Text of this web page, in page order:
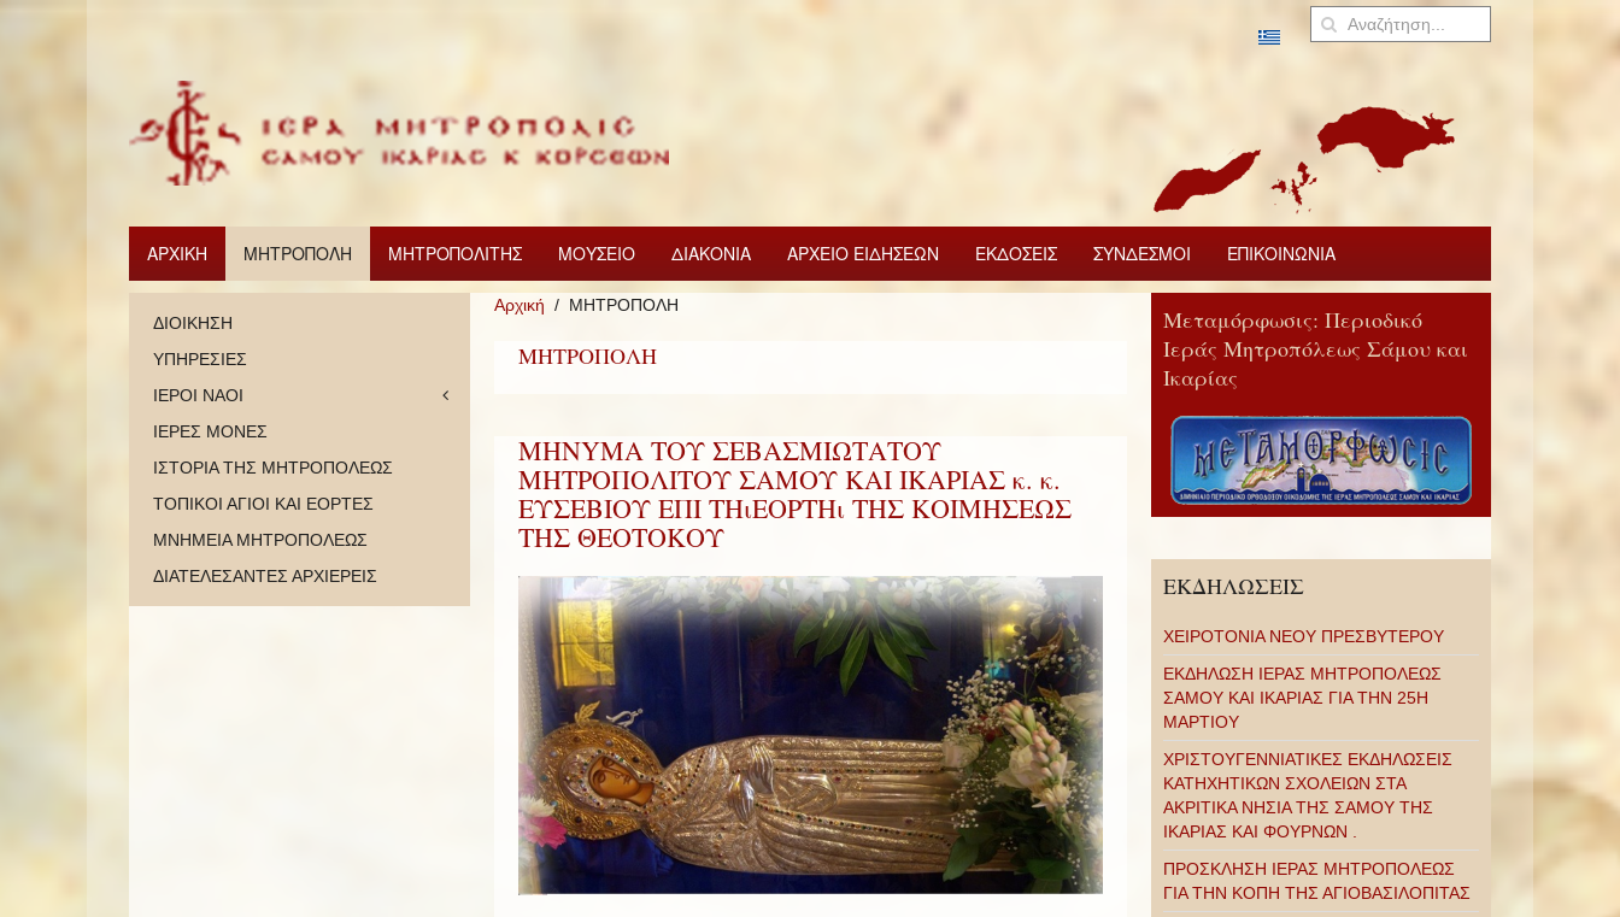
ΑΡΧΙΚΗ ΜΗΤΡΟΠΟΛΗ ΜΗΤΡΟΠΟΛΙΤΗΣ ΜΟΥΣΕΙΟ ΔΙΑΚΟΝΙΑ ΑΡΧΕΙΟ ΕΙΔΗΣΕΩΝ ΕΚΔΟΣΕΙΣ ΣΥΝΔΕΣΜΟΙ ΕΠΙΚΟΙΝΩΝΙΑ
Αρχική ΜΗΤΡΟΠΟΛΗ
ΜΗΤΡΟΠΟΛΗ
MHNYMA ΤΟΥ ΣΕΒΑΣΜΙΩΤΑΤΟΥ
ΜΗΤΡΟΠΟΛΙΤΟΥ ΣΑΜΟΥ ΚΑΙ ΙΚΑΡΙΑΣ κ. κ.
ΕΥΣΕΒΙΟΥ ΕΠΙ ΤΗιΕΟΡΤΗι ΤΗΣ ΚΟΙΜΗΣΕΩΣ
ΤΗΣ ΘΕΟΤΟΚΟΥ
ΔΙΟΙΚΗΣΗ
ΥΠΗΡΕΣΙΕΣ
ΙΕΡΟΙ ΝΑΟΙ
ΙΕΡΕΣ ΜΟΝΕΣ
ΙΣΤΟΡΙΑ ΤΗΣ ΜΗΤΡΟΠΟΛΕΩΣ
ΤΟΠΙΚΟΙ ΑΓΙΟΙ ΚΑΙ ΕΟΡΤΕΣ
ΜΝΗΜΕΙΑ ΜΗΤΡΟΠΟΛΕΩΣ
ΔΙΑΤΕΛΕΣΑΝΤΕΣ ΑΡΧΙΕΡΕΙΣ
Μεταμόρφωσις: Περιοδικό
Ιεράς Μητροπόλεως Σάμου και
Ικαρίας
ΕΚΔΗΛΩΣΕΙΣ
ΧΕΙΡΟΤΟΝΙΑ ΝΕΟΥ ΠΡΕΣΒΥΤΕΡΟΥ
ΕΚΔΗΛΩΣΗ ΙΕΡΑΣ ΜΗΤΡΟΠΟΛΕΩΣ
ΣΑΜΟΥ ΚΑΙ ΙΚΑΡΙΑΣ ΓΙΑ ΤΗΝ 25Η
ΜΑΡΤΙΟΥ
ΧΡΙΣΤΟΥΓΕΝΝΙΑΤΙΚΕΣ ΕΚΔΗΛΩΣΕΙΣ
ΚΑΤΗΧΗΤΙΚΩΝ ΣΧΟΛΕΙΩΝ ΣΤΑ
ΑΚΡΙΤΙΚΑ ΝΗΣΙΑ ΤΗΣ ΣΑΜΟΥ ΤΗΣ
ΙΚΑΡΙΑΣ ΚΑΙ ΦΟΥΡΝΩΝ .
ΠΡΟΣΚΛΗΣΗ ΙΕΡΑΣ ΜΗΤΡΟΠΟΛΕΩΣ
ΓΙΑ ΤΗΝ ΚΟΠΗ ΤΗΣ ΑΓΙΟΒΑΣΙΛΟΠΙΤΑΣ